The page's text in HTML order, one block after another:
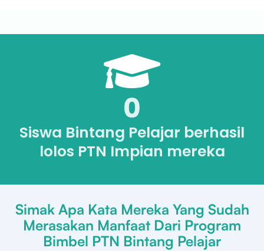
0
Siswa Bintang Pelajar berhasil
lolos PTN Impian mereka
Simak Apa Kata Mereka Yang Sudah
Merasakan Manfaat Dari Program
Bimbel PTN Bintang Pelajar